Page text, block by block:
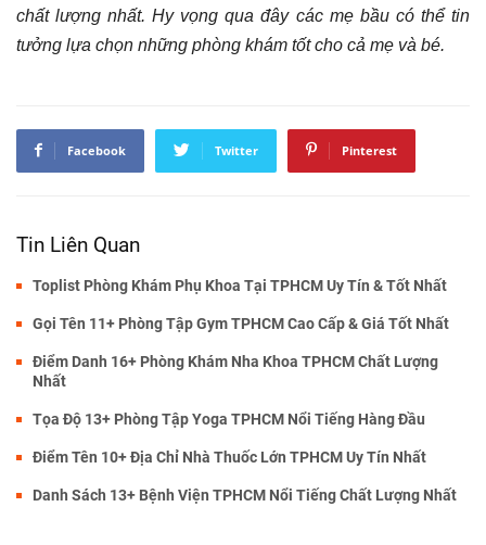
chất lượng nhất. Hy vọng qua đây các mẹ bầu có thể tin
tưởng lựa chọn những phòng khám tốt cho cả mẹ và bé.
Facebook Twitter Pinterest
Tin Liên Quan
Toplist Phòng Khám Phụ Khoa Tại TPHCM Uy Tín & Tốt Nhất
Gọi Tên 11+ Phòng Tập Gym TPHCM Cao Cấp & Giá Tốt Nhất
Điểm Danh 16+ Phòng Khám Nha Khoa TPHCM Chất Lượng
Nhất
Tọa Độ 13+ Phòng Tập Yoga TPHCM Nổi Tiếng Hàng Đầu
Điểm Tên 10+ Địa Chỉ Nhà Thuốc Lớn TPHCM Uy Tín Nhất
Danh Sách 13+ Bệnh Viện TPHCM Nổi Tiếng Chất Lượng Nhất